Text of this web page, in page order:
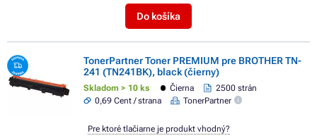
Do košíka
TonerPartner Toner PREMIUM pre BROTHER TN-
241 (TN241BK), black (čierny)
Skladom > 10 ks Čierna
2500 strán
0,69 Cent / strana
TonerPartner
Pre ktoré tlačiarne je produkt vhodný?